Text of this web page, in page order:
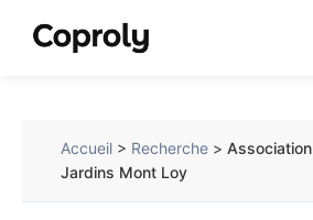
Accueil > Recherche >
Jardins Mont Loy